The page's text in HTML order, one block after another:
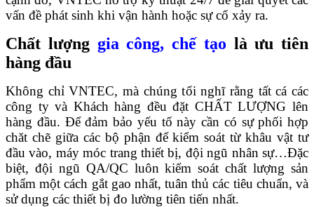
vấn đề phát sinh khi vận hành hoặc sự cố xảy ra.
Chất lượng gia công, chế tạo là ưu tiên
hàng đầu
Không chỉ VNTEC, mà chúng tối nghĩ rằng tất cá các
công ty và Khách hàng đều đặt CHẤT LƯỢNG lên
hàng đầu. Để đảm bảo yếu tố này cần có sự phối hợp
chăt chẽ giữa các bộ phận để kiểm soát từ khâu vật tư
đầu vào, máy móc trang thiết bị, đội ngũ nhân sự…Đặc
biệt, đội ngũ QA/QC luôn kiểm soát chất lượng sản
phẩm một cách gắt gao nhất, tuân thủ các tiêu chuẩn, và
sử dụng các thiết bị đo lường tiên tiến nhất.